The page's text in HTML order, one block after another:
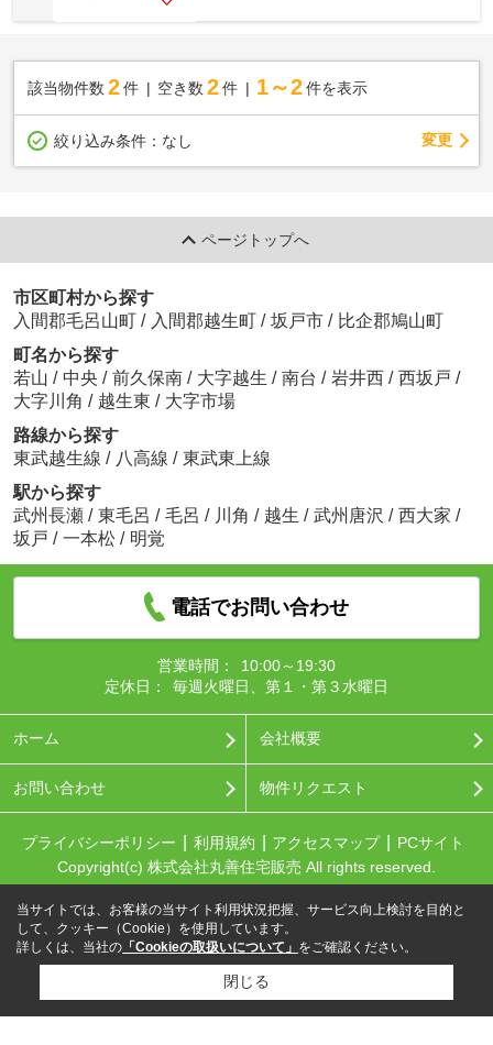
該当物件数 2件 空き数 2 件 1～2 件を表示
絞り込み条件： なし 変更
ページトップへ
市区町村から探す
入間郡毛呂山町 / 入間郡越生町 / 坂戸市 / 比企郡鳩山町
町名から探す
若山 / 中央 / 前久保南 / 大字越生 / 南台 / 岩井西 / 西坂戸 /
大字川角 / 越生東 / 大字市場
路線から探す
東武越生線 / 八高線 / 東武東上線
駅から探す
武州長瀬 / 東毛呂 / 毛呂 / 川角 / 越生 / 武州唐沢 / 西大家 /
坂戸 / 一本松 / 明覚
電話でお問い合わせ
営業時間：
10:00～19:30
定休日：
毎週火曜日、第１・第３水曜日
ホーム 会社概要
お問い合わせ 物件リクエスト
プライバシーポリシー 利用規約 アクセスマップ
PCサイト
Copyright(c) 株式会社丸善住宅販売 All rights reserved.
当サイトでは、お客様の当サイト利用状況把握、サービス向上検討を目的と
して、クッキー（Cookie）を使用しています。
詳しくは、当社の 「Cookieの取扱いについて」 をご確認ください。
閉じる